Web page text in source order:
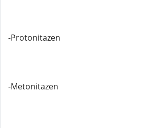
-Protonitazen
-Metonitazen